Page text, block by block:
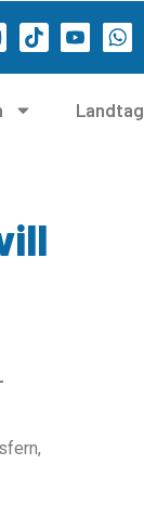
Landtag